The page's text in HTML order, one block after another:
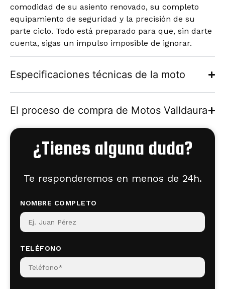
comodidad de su asiento renovado, su completo
equipamiento de seguridad y la precisión de su
parte ciclo. Todo está preparado para que, sin darte
cuenta, sigas un impulso imposible de ignorar.
Especificaciones técnicas de la moto
El proceso de compra de Motos Valldaura
¿Tienes alguna duda?
Te responderemos en menos de 24h.
NOMBRE COMPLETO
TELÉFONO